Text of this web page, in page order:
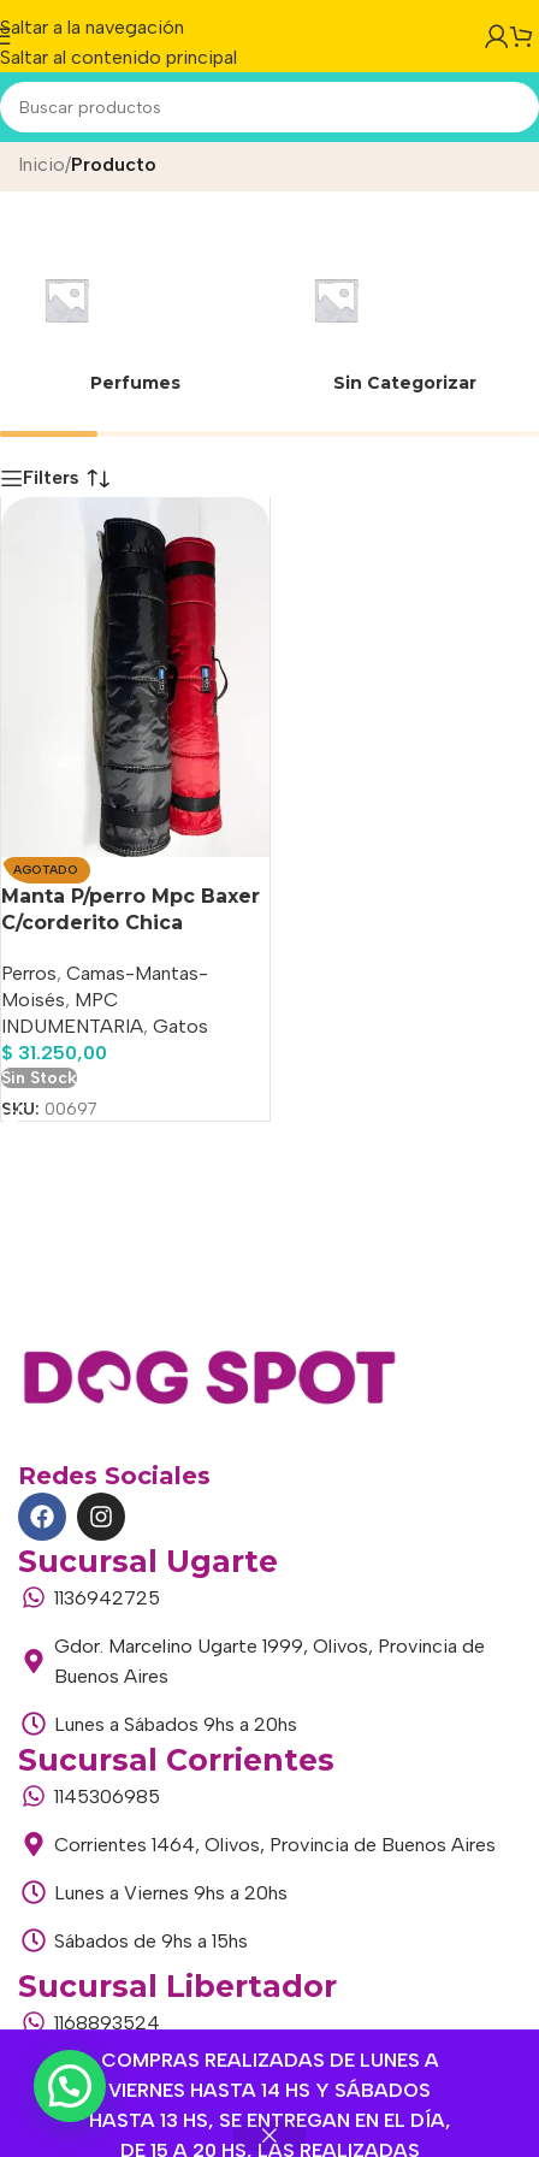
COMPRAS REALIZADAS DE LUNES A
VIERNES HASTA 14 HS Y SÁBADOS
HASTA 13 HS, SE ENTREGAN EN EL DÍA,
DE 15 A 20 HS, LAS REALIZADAS
Saltar a la navegación
Saltar al contenido principal
MANTA CORDERITO BAXER
Inicio/Producto
Perfumes Sin Categorizar
Filters
AGOTADO
Manta P/perro Mpc Baxer
C/corderito Chica
Perros, Camas-Mantas-
Moisés, MPC
INDUMENTARIA, Gatos
$ 31.250,00
Sin Stock
SKU: 00697
Redes Sociales
Sucursal Ugarte
1136942725
Gdor. Marcelino Ugarte 1999, Olivos, Provincia de
Buenos Aires
Lunes a Sábados 9hs a 20hs
Sucursal Corrientes
1145306985
Corrientes 1464, Olivos, Provincia de Buenos Aires
Lunes a Viernes 9hs a 20hs
Sábados de 9hs a 15hs
Sucursal Libertador
1168893524
Av. del Libertador 1915, Vte. López, Provincia de
Buenos Aires
Lunes a Viernes de 9hs a 13hs / 16hs a 20hs